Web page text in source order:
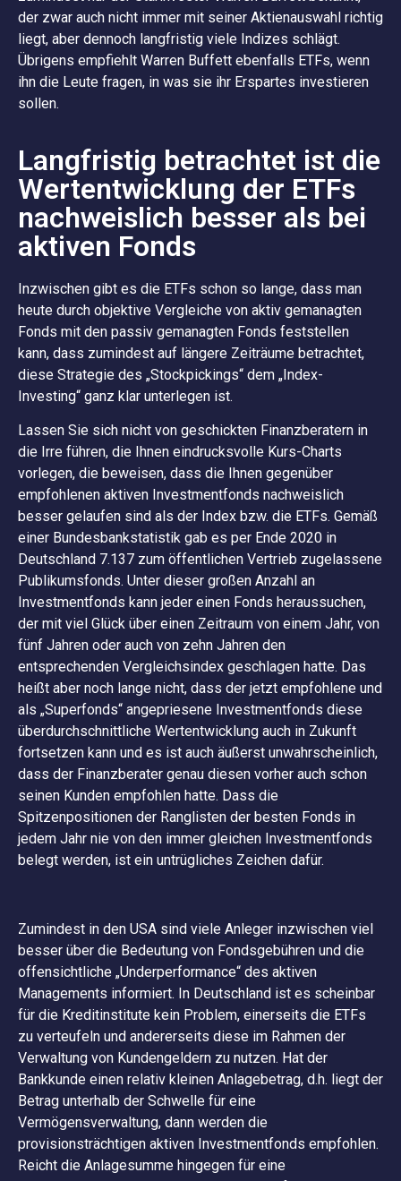
der zwar auch nicht immer mit seiner Aktienauswahl richtig
liegt, aber dennoch langfristig viele Indizes schlägt.
Übrigens empfiehlt Warren Buffett ebenfalls ETFs, wenn
ihn die Leute fragen, in was sie ihr Erspartes investieren
sollen.
Langfristig betrachtet ist die
Wertentwicklung der ETFs
nachweislich besser als bei
aktiven Fonds
Inzwischen gibt es die ETFs schon so lange, dass man
heute durch objektive Vergleiche von aktiv gemanagten
Fonds mit den passiv gemanagten Fonds feststellen
kann, dass zumindest auf längere Zeiträume betrachtet,
diese Strategie des „Stockpickings“ dem „Index-
Investing“ ganz klar unterlegen ist.
Lassen Sie sich nicht von geschickten Finanzberatern in
die Irre führen, die Ihnen eindrucksvolle Kurs-Charts
vorlegen, die beweisen, dass die Ihnen gegenüber
empfohlenen aktiven Investmentfonds nachweislich
besser gelaufen sind als der Index bzw. die ETFs. Gemäß
einer Bundesbankstatistik gab es per Ende 2020 in
Deutschland 7.137 zum öffentlichen Vertrieb zugelassene
Publikumsfonds. Unter dieser großen Anzahl an
Investmentfonds kann jeder einen Fonds heraussuchen,
der mit viel Glück über einen Zeitraum von einem Jahr, von
fünf Jahren oder auch von zehn Jahren den
entsprechenden Vergleichsindex geschlagen hatte. Das
heißt aber noch lange nicht, dass der jetzt empfohlene und
als „Superfonds“ angepriesene Investmentfonds diese
überdurchschnittliche Wertentwicklung auch in Zukunft
fortsetzen kann und es ist auch äußerst unwahrscheinlich,
dass der Finanzberater genau diesen vorher auch schon
seinen Kunden empfohlen hatte. Dass die
Spitzenpositionen der Ranglisten der besten Fonds in
jedem Jahr nie von den immer gleichen Investmentfonds
belegt werden, ist ein untrügliches Zeichen dafür.
Zumindest in den USA sind viele Anleger inzwischen viel
besser über die Bedeutung von Fondsgebühren und die
offensichtliche „Underperformance“ des aktiven
Managements informiert. In Deutschland ist es scheinbar
für die Kreditinstitute kein Problem, einerseits die ETFs
zu verteufeln und andererseits diese im Rahmen der
Verwaltung von Kundengeldern zu nutzen. Hat der
Bankkunde einen relativ kleinen Anlagebetrag, d.h. liegt der
Betrag unterhalb der Schwelle für eine
Vermögensverwaltung, dann werden die
provisionsträchtigen aktiven Investmentfonds empfohlen.
Reicht die Anlagesumme hingegen für eine